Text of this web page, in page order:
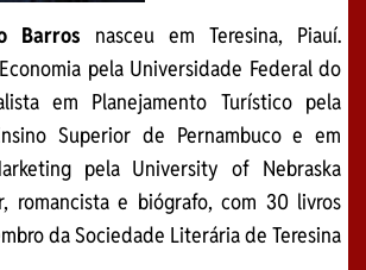
Barros nasceu em Teresina, Piauí.
pela Universidade Federal do
em Planejamento Turístico pela
Superior de Pernambuco e em
pela University of Nebraska
romancista e biógrafo, com 30 livros
da Sociedade Literária de Teresina